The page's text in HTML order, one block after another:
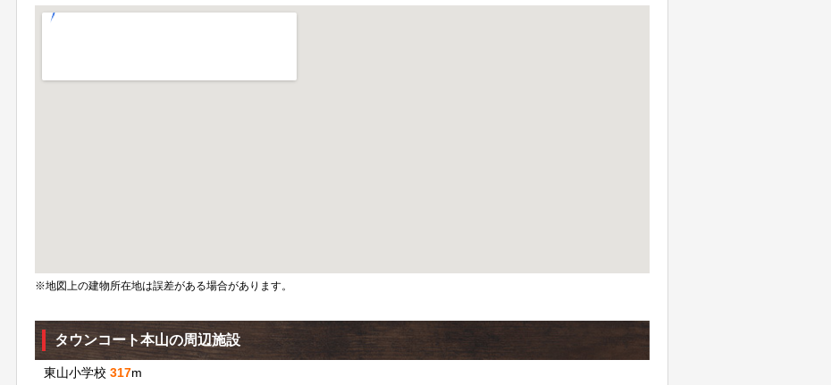
※地図上の建物所在地は誤差がある場合があります。
タウンコート本山の周辺施設
東山小学校 317m